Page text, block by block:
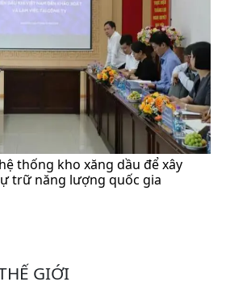
thống kho xăng dầu để xây
trữ năng lượng quốc gia
GIỚI